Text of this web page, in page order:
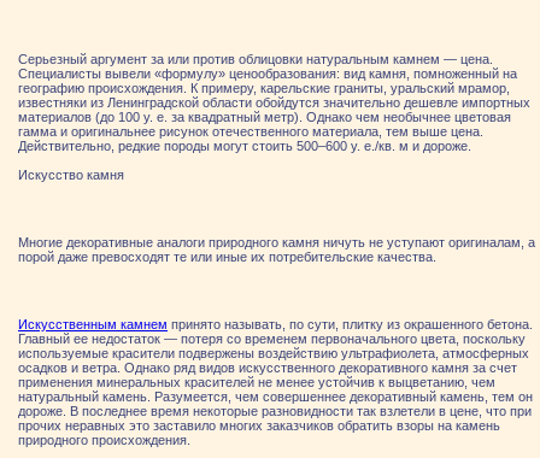
Серьезный аргумент за или против облицовки натуральным камнем — цена.
Специалисты вывели «формулу» ценообразования: вид камня, помноженный на
географию происхождения. К примеру, карельские граниты, уральский мрамор,
известняки из Ленинградской области обойдутся значительно дешевле импортных
материалов (до 100 у. е. за квадратный метр). Однако чем необычнее цветовая
гамма и оригинальнее рисунок отечественного материала, тем выше цена.
Действительно, редкие породы могут стоить 500–600 у. е./кв. м и дороже.
Искусство камня
Многие декоративные аналоги природного камня ничуть не уступают оригиналам, а
порой даже превосходят те или иные их потребительские качества.
Искусственным камнем принято называть, по сути, плитку из окрашенного бетона.
Главный ее недостаток — потеря со временем первоначального цвета, поскольку
используемые красители подвержены воздействию ультрафиолета, атмосферных
осадков и ветра. Однако ряд видов искусственного декоративного камня за счет
применения минеральных красителей не менее устойчив к выцветанию, чем
натуральный камень. Разумеется, чем совершеннее декоративный камень, тем он
дороже. В последнее время некоторые разновидности так взлетели в цене, что при
прочих неравных это заставило многих заказчиков обратить взоры на камень
природного происхождения.